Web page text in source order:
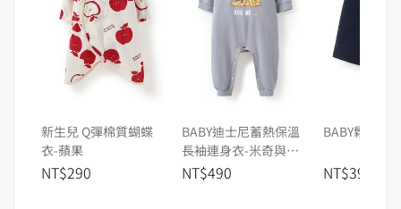
新生兒 Q彈棉質蝴蝶
衣-蘋果
NT$290
BABY迪士尼蓄熱保溫
長袖連身衣-米奇與好
朋友
NT$490
BABY鬆緊休
NT$390